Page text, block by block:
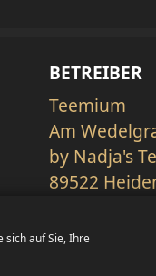
BETREIBER
Teemium
Am
by Nadja's
89522
sich auf Sie, Ihre